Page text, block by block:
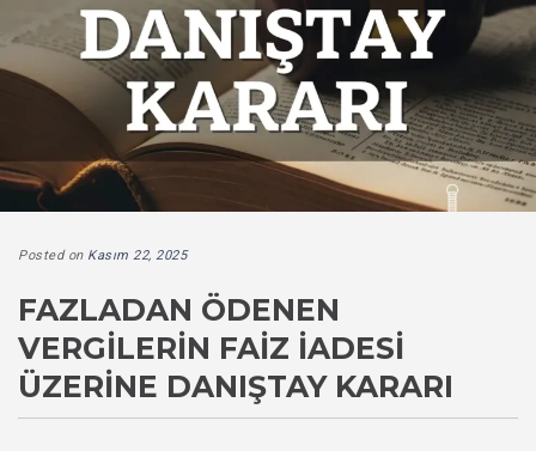
Posted on Kasım 22, 2025
FAZLADAN ÖDENEN
VERGILERIN FAIZ İADESI
ÜZERINE DANIŞTAY KARARI